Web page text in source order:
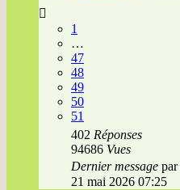
1
…
47
48
49
50
51
402 Réponses
94686 Vues
Dernier message par
21 mai 2026 07:25